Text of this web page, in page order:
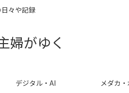
々や記録
婦がゆく
デジタル・AI メダカ